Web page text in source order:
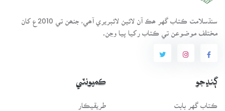
سنڌسلامت ڪتاب گهر ھڪ آن لائين لائبريري آھي، جنھن تي 2010ع کان
مختلف موضوعن تي ڪتاب رکيا پيا وڃن.
ڳنڍجو
ڪتاب گهر بابت
ڪميونٽي
طريقيڪار